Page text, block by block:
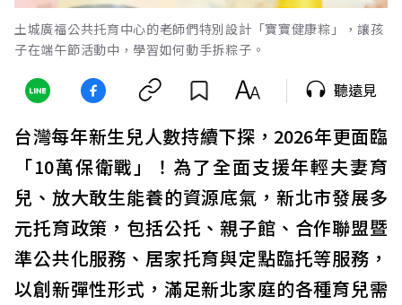
土城廣福公共托育中心的老師們特別設計「寶寶健康粽」，讓孩
子在端午節活動中，學習如何動手拆粽子。
聽遠見
台灣每年新生兒人數持續下探，2026年更面臨
「10萬保衛戰」！為了全面支援年輕夫妻育
兒、放大敢生能養的資源底氣，新北市發展多
元托育政策，包括公托、親子館、合作聯盟暨
準公共化服務、居家托育與定點臨托等服務，
以創新彈性形式，滿足新北家庭的各種育兒需